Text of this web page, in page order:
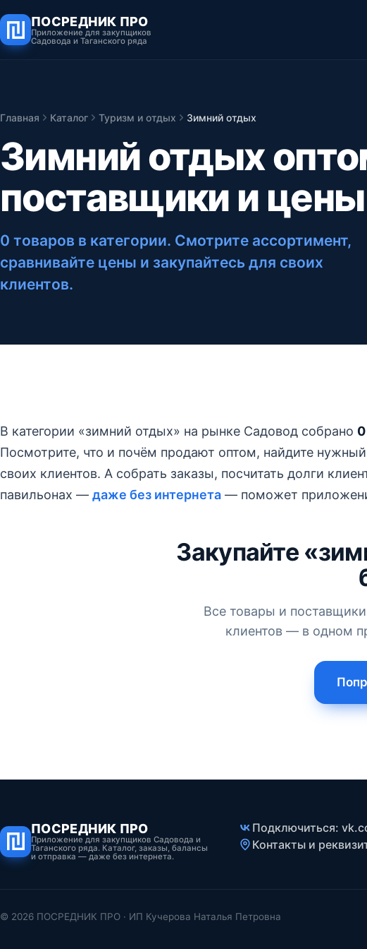
ПОСРЕДНИК ПРО
Приложение для закупщиков
Садовода и Таганского ряда
Главная Каталог Туризм и отдых Зимний отдых
Зимний отдых
поставщики и цены
0 товаров в категории. Смотрите ассортимент,
сравнивайте цены и закупайтесь для своих
клиентов.
В категории «зимний отдых» на рынке Садовод собрано
Посмотрите, что и почём продают оптом, найдите нужный
своих клиентов. А собрать заказы, посчитать долги
павильонах — даже без интернета — поможет
Закупайте
Все товары и
клиентов — в одном
ПОСРЕДНИК ПРО
Приложение для закупщиков Садовода и
Таганского ряда. Каталог, заказы, балансы
и отправка — даже без интернета.
Подключиться:
Контакты и
© 2026 ПОСРЕДНИК ПРО · ИП Кучерова Наталья Петровна